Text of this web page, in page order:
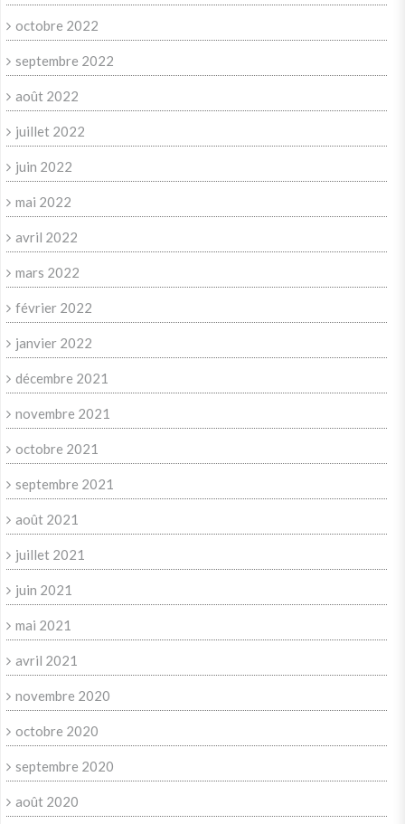
octobre 2022
septembre 2022
août 2022
juillet 2022
juin 2022
mai 2022
avril 2022
mars 2022
février 2022
janvier 2022
décembre 2021
novembre 2021
octobre 2021
septembre 2021
août 2021
juillet 2021
juin 2021
mai 2021
avril 2021
novembre 2020
octobre 2020
septembre 2020
août 2020